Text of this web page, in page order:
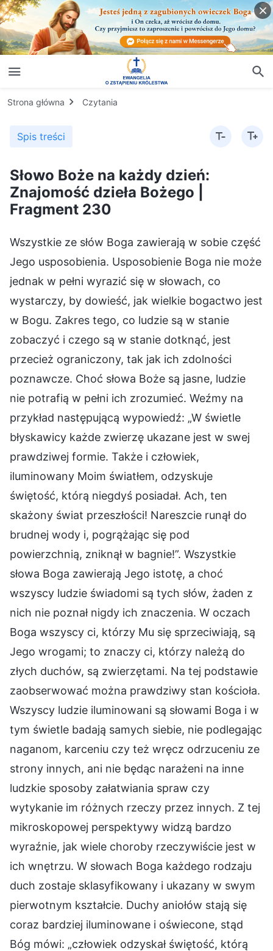
Strona główna Czytania
Spis treści
Słowo Boże na każdy dzień:
Znajomość dzieła Bożego |
Fragment 230
Wszystkie ze słów Boga zawierają w sobie część
Jego usposobienia. Usposobienie Boga nie może
jednak w pełni wyrazić się w słowach, co
wystarczy, by dowieść, jak wielkie bogactwo jest
w Bogu. Zakres tego, co ludzie są w stanie
zobaczyć i czego są w stanie dotknąć, jest
przecież ograniczony, tak jak ich zdolności
poznawcze. Choć słowa Boże są jasne, ludzie
nie potrafią w pełni ich zrozumieć. Weźmy na
przykład następującą wypowiedź: „W świetle
błyskawicy każde zwierzę ukazane jest w swej
prawdziwej formie. Także i człowiek,
iluminowany Moim światłem, odzyskuje
świętość, którą niegdyś posiadał. Ach, ten
skażony świat przeszłości! Nareszcie runął do
brudnej wody i, pogrążając się pod
powierzchnią, zniknął w bagnie!”. Wszystkie
słowa Boga zawierają Jego istotę, a choć
wszyscy ludzie świadomi są tych słów, żaden z
nich nie poznał nigdy ich znaczenia. W oczach
Boga wszyscy ci, którzy Mu się sprzeciwiają, są
Jego wrogami; to znaczy ci, którzy należą do
złych duchów, są zwierzętami. Na tej podstawie
zaobserwować można prawdziwy stan kościoła.
Wszyscy ludzie iluminowani są słowami Boga i w
tym świetle badają samych siebie, nie podlegając
naganom, karceniu czy też wręcz odrzuceniu ze
strony innych, ani nie będąc narażeni na inne
ludzkie sposoby załatwiania spraw czy
wytykanie im różnych rzeczy przez innych. Z tej
mikroskopowej perspektywy widzą bardzo
wyraźnie, jak wiele choroby rzeczywiście jest w
ich wnętrzu. W słowach Boga każdego rodzaju
duch zostaje sklasyfikowany i ukazany w swym
pierwotnym kształcie. Duchy aniołów stają się
coraz bardziej iluminowane i oświecone, stąd
Bóg mówi: „człowiek odzyskał świętość, którą